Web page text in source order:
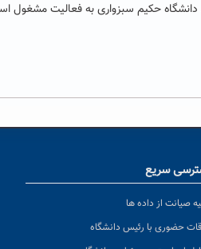
دانشگاه حکیم سبزواری به فعالیت مشغول
سریع
صیانت از داده ها
حضوری با رئیس دانشگاه